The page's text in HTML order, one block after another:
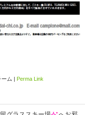
ーム | Perma Link